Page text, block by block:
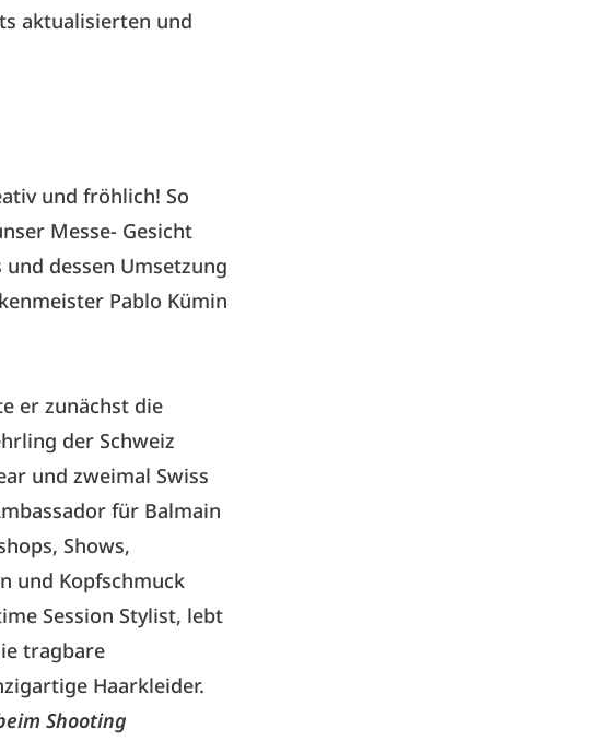
aktualisierten und
und fröhlich! So
Messe- Gesicht
dessen Umsetzung
Pablo Kümin
er zunächst die
der Schweiz
und zweimal Swiss
für Balmain
Shows,
und Kopfschmuck
Session Stylist, lebt
tragbare
Haarkleider.
Shooting